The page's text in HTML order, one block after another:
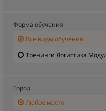
Форма обучения
Все виды обучения
Тренинги Логистика
Город
Любое место